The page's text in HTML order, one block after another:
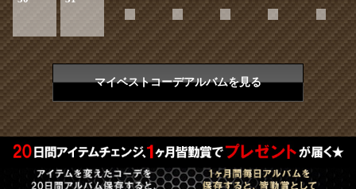
マイベストコーデアルバムを見る